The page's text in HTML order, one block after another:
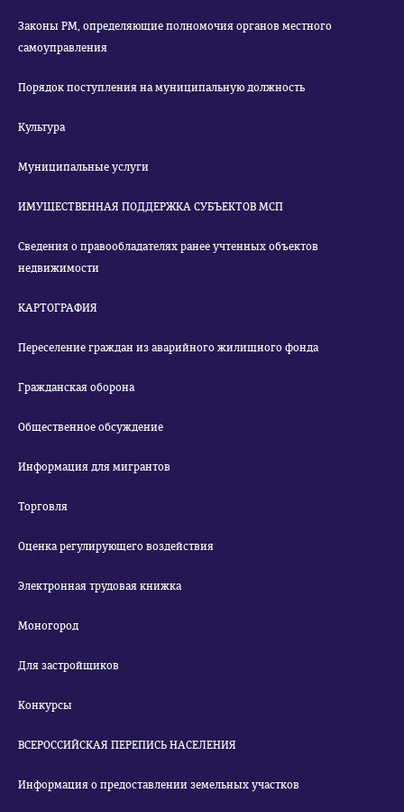
Законы РМ, определяющие полномочия органов местного
самоуправления
Порядок поступления на муниципальную должность
Культура
Муниципальные услуги
ИМУЩЕСТВЕННАЯ ПОДДЕРЖКА СУБЪЕКТОВ МСП
Сведения о правообладателях ранее учтенных объектов
недвижимости
КАРТОГРАФИЯ
Переселение граждан из аварийного жилищного фонда
Гражданская оборона
Общественное обсуждение
Информация для мигрантов
Торговля
Оценка регулирующего воздействия
Электронная трудовая книжка
Моногород
Для застройщиков
Конкурсы
ВСЕРОССИЙСКАЯ ПЕРЕПИСЬ НАСЕЛЕНИЯ
Информация о предоставлении земельных участков